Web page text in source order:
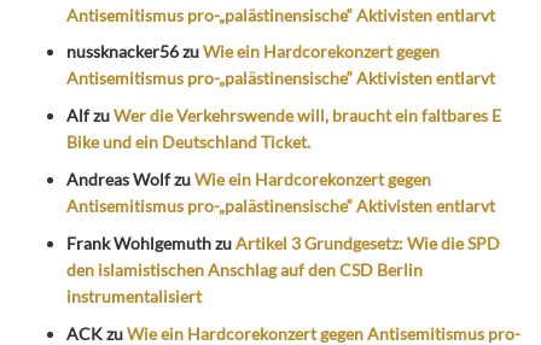
Antisemitismus pro-„palästinensische“ Aktivisten entlarvt
nussknacker56zuWie ein Hardcorekonzert gegen
Antisemitismus pro-„palästinensische“ Aktivisten entlarvt
AlfzuWer die Verkehrswende will, braucht ein faltbares E
Bike und ein Deutschland Ticket.
Andreas WolfzuWie ein Hardcorekonzert gegen
Antisemitismus pro-„palästinensische“ Aktivisten entlarvt
Frank WohlgemuthzuArtikel 3 Grundgesetz: Wie die SPD
den islamistischen Anschlag auf den CSD Berlin
instrumentalisiert
ACKzuWie ein Hardcorekonzert gegen Antisemitismus pro-